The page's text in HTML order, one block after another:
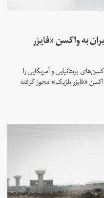
به واکسن «فایزر
بریتانیایی و آمریکایی را
«فایزر بلژیک» مجوز گرفته